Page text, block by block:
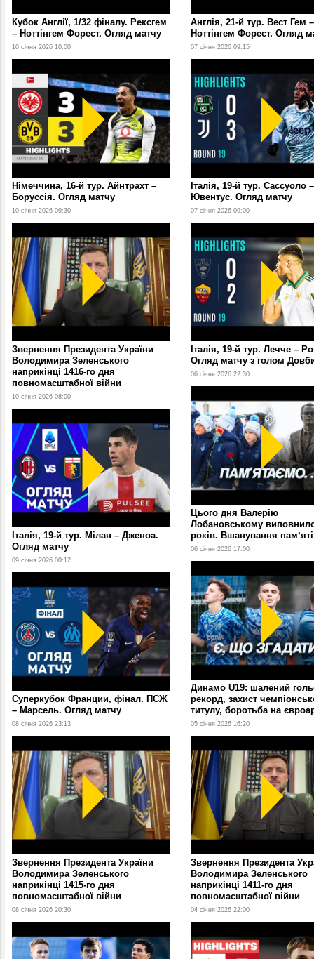
Кубок Англії, 1/32 фіналу. Рексгем
– Ноттінгем Форест. Огляд матчу
10 січня 2026 10:00
Німеччина, 16-й тур. Айнтрахт –
Боруссія. Огляд матчу
10 січня 2026 09:30
Звернення Президента України
Володимира Зеленського
наприкінці 1416-го дня
повномасштабної війни
10 січня 2026 08:00
Італія, 19-й тур. Мілан – Дженоа.
Огляд матчу
09 січня 2026 00:12
Суперкубок Франции, фінал. ПСЖ
– Марсель. Огляд матчу
08 січня 2026 23:13
Звернення Президента України
Володимира Зеленського
наприкінці 1415-го дня
повномасштабної війни
08 січня 2026 20:30
Англія, 21-й тур. Вест Гем –
Ноттінгем Форест. Огляд
07 січня 2026 09:15
Італія, 19-й тур. Сассуоло –
Ювентус. Огляд матчу
07 січня 2026 09:00
Італія, 19-й тур. Лечче –
Огляд матчу з голом
06 січня 2026 22:30
Цього дня Валерію
Лобановському
років. Вшанування памʼяті
06 січня 2026 17:00
Динамо U19: шалений
рекорд, захист
титулу, боротьба на
05 січня 2026 16:20
Звернення Президента
Володимира Зеленського
наприкінці 1411-го дня
повномасштабної війни
04 січня 2026 22:00